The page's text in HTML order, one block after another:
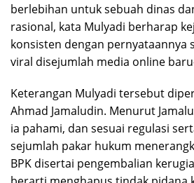
berlebihan untuk sebuah dinas
rasional, kata Mulyadi berharap
konsisten dengan pernyataannya
viral disejumlah media online
Keterangan Mulyadi tersebut
Ahmad Jamaludin. Menurut
ia pahami, dan sesuai regulasi
sejumlah pakar hukum
BPK disertai pengembalian